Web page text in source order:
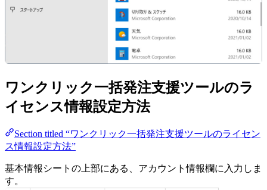
ワンクリック一括発注支援ツールのラ
イセンス情報設定方法
Section titled “ワンクリック一括発注支援ツールのライセン
ス情報設定方法”
基本情報シートの上部にある、アカウント情報欄に入力しま
す。